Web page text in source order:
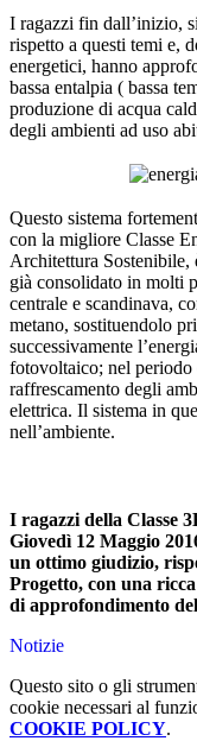
I ragazzi fin dall’inizio,
rispetto a questi temi e,
energetici, hanno
bassa entalpia ( bassa
produzione di acqua
degli ambienti ad uso
Questo sistema
con la migliore Classe
Architettura Sostenibile,
già consolidato in molti
centrale e scandinava,
metano, sostituendolo
successivamente
fotovoltaico; nel
raffrescamento degli
elettrica. Il sistema in
nell’ambiente.
I ragazzi della Classe
Giovedì 12 Maggio
un ottimo giudizio,
Progetto, con una
di approfondimento
Notizie
Questo sito o gli
cookie necessari al
COOKIE POLICY.